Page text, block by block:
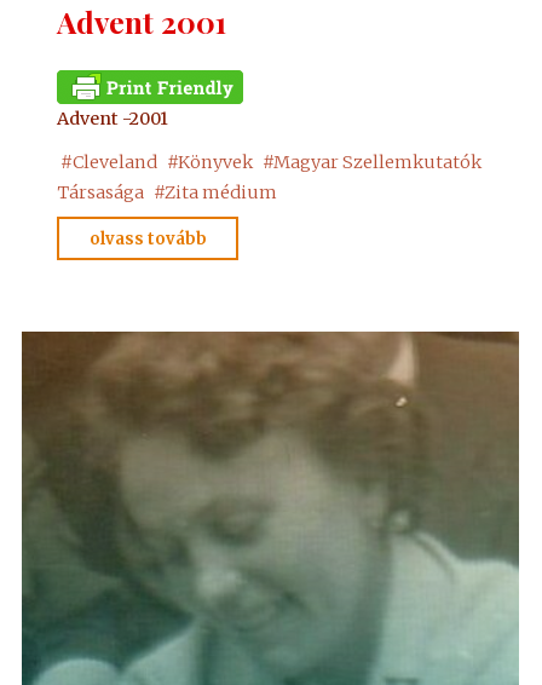
Advent 2001
Advent -2001
#Cleveland #Könyvek #Magyar Szellemkutatók
Társasága #Zita médium
olvass tovább
2001"